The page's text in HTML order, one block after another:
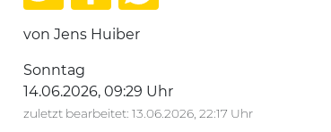
von Jens Huiber
Sonntag
14.06.2026, 09:29 Uhr
zuletzt bearbeitet: 13.06.2026, 22:17 Uhr